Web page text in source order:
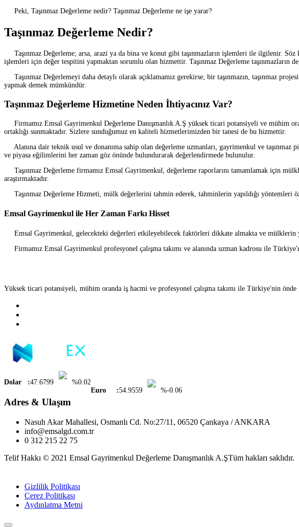
Peki, Taşınmaz Değerleme nedir? Taşınmaz Değerleme ne işe yarar?
Taşınmaz Değerleme Nedir?
Taşınmaz Değerleme; arsa, arazi ya da bina ve konut gibi taşınmazların işlemleri ile ilgilenir. Söz
işlemleri için değer tespitini yapmaktan sorumlu olan hizmettir. Taşınmaz Değerleme taşınmazların
Taşınmaz Değerlemeyi daha detaylı olarak açıklamamız gerekirse; bir taşınmazın, taşınmaz
yapmak demek mümkündür.
Taşınmaz Değerleme Hizmetine Neden İhtiyacınız Var?
Firmamız Emsal Gayrimenkul Değerleme Danışmanlık A.Ş yüksek ticari potansiyeli ve mühim
ortaklığı sunmaktadır. Sizlere sunduğumuz en kaliteli hizmetlerimizden bir tanesi de bu hizmettir.
Alanına dair teknik usul ve donanıma sahip olan değerleme uzmanları, gayrimenkul ve
ve piyasa eğilimlerini her zaman göz önünde bulundurarak değerlendirmede bulunulur.
Taşınmaz Değerleme firmamız Emsal Gayrimenkul, değerleme raporlarını tamamlamak için
araştırmaktadır.
Taşınmaz Değerleme Hizmeti, mülk değerlerini tahmin ederek, tahminlerin yapıldığı yöntemleri
Emsal Gayrimenkul ile Her Zaman Farkı Hisset
Emsal Gayrimenkul, gelecekteki değerleri etkileyebilecek faktörleri dikkate almakta ve mülklerin
Firmamız Emsal Gayrimenkul profesyonel çalışma takımı ve alanında uzman kadrosu ile
Yüksek ticari potansiyeli, mühim oranda iş hacmi ve profesyonel çalışma takımı ile Türkiye'nin
Dolar :47.6799
%0.02
Euro :54.9559 %-0.06
Adres & Ulaşım
Nasuh Akar Mahallesi, Osmanlı Cd. No:27/11, 06520 Çankaya / ANKARA
info@emsalgd.com.tr
0 312 215 22 75
Telif Hakkı © 2021 Emsal Gayrimenkul Değerleme Danışmanlık A.ŞTüm hakları saklıdır.
Gizlilik Politikası
Çerez Politikası
Aydınlatma Metni